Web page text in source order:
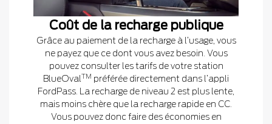
Coût de la recharge publique
Grâce au paiement de la recharge à l’usage, vous
ne payez que ce dont vous avez besoin. Vous
pouvez consulter les tarifs de votre station
BlueOvalTM préférée directement dans l’appli
FordPass. La recharge de niveau 2 est plus lente,
mais moins chère que la recharge rapide en CC.
Vous pouvez donc faire des économies en